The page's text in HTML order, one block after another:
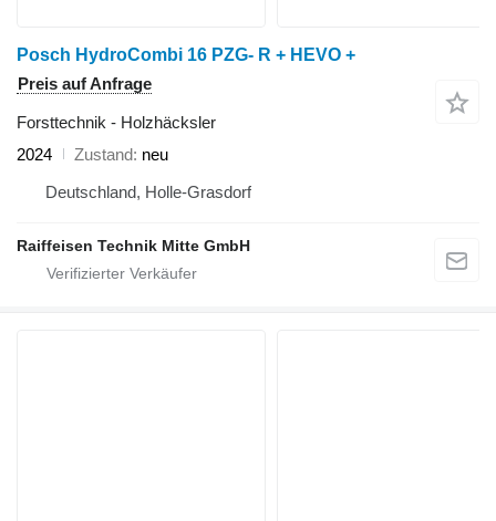
Posch HydroCombi 16 PZG- R + HEVO +
Preis auf Anfrage
Forsttechnik - Holzhäcksler
2024
Zustand neu
Deutschland, Holle-Grasdorf
Raiffeisen Technik Mitte GmbH